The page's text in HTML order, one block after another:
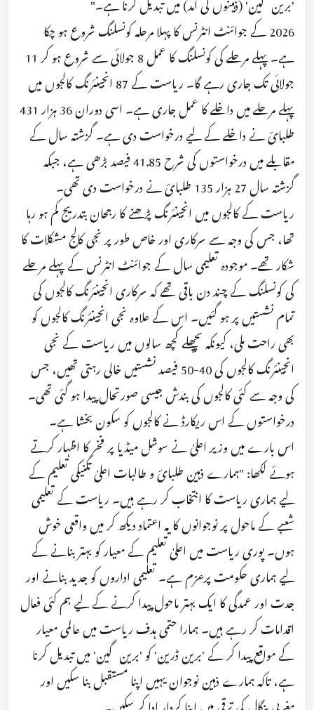
2026 کے جوائنٹ انٹرنس کا پہلا مرحلہ کونسلنگ شروع ہو چکا
ہے۔ پہلے مرحلے کی کونسلنگ کا عمل 8 جولائی سے شروع ہو کر 11
جولائی تک جاری رہے گا۔ ریاست کے 87 انجینئرنگ کالجوں میں
پہلے مرحلے میں داخلے کا عمل جاری ہے۔ اسی دوران 36 ہزار 431
طلبائ نے داخلے کے لیے درخواست دی ہے۔ گزشتہ سال کے
مقابلے میں درخواستوں کی شرح 41.85 فیصد بڑھی ہے، جبکہ
گزشتہ سال 27 ہزار 135 طلبائ نے درخواست دی تھی۔
ریاست کے کالجوں میں انجینئرنگ پڑھنے کا رجحان بتدریج کم ہو رہا
تھا، جس کی وجہ سے سرکاری اور خاص طور پر نجی کالج مشکلات کا
شکار تھے۔ موجودہ تعلیمی سال کے جوائنٹ انٹرنس کے پہلے مرحلے
کی کونسلنگ کے چند دن باقی تھے کہ سرکاری انجینئرنگ کالجوں کی
تمام نشستیں پر ہو گئیں۔ اس کے علاوہ نجی انجینئرنگ کالجوں کو
بھی راحت ملی، کیونکہ پچھلے کچھ سالوں میں ریاست کے نجی
انجینئرنگ کالجوں کی 40-50 فیصد نشستیں خالی رہتی تھیں، جس
کی وجہ سے کئی کالجوں کی بندش جیسی صورتحال پیدا ہو گئی تھی۔
درخواستوں کے اس ریکارڈ نے کالجوں کو سکون بخشا ہے۔
اس بارے میں وزیر اعلیٰ نے سوشل میڈیا پر فخر کا اظہار کرتے
ہوئے لکھا: "ہمارے ذہین طلبائ و طالبات اعلیٰ تکنیکی تعلیم کے
لیے ہماری ریاست کا انتخاب کر رہے ہیں۔ ریاست کے تعلیمی
شعبے کے ماحول پر نوجوانوں کا یہ اعتماد دیکھ کر میں واقعی خوش
ہوں۔ پوری ریاست میں اعلیٰ تعلیم کے معیار کو بہتر بنانے کے
لیے ہماری حکومت پرعزم ہے۔ تعلیمی اداروں کو جدید بنانے اور
جدت اور عمدگی کا ایک بہتر ماحول پیدا کرنے کے لیے ہم کئی فعال
اقدامات کر رہے ہیں۔ ہمارا حتمی ہدف ریاست میں عالمی معیار
کے مواقع پیدا کر کے 'برین ڈرین' کو 'برین گین' میں تبدیل کرنا
ہے، تاکہ ہمارے ذہین نوجوان یہیں اپنا مستقبل بنا سکیں اور